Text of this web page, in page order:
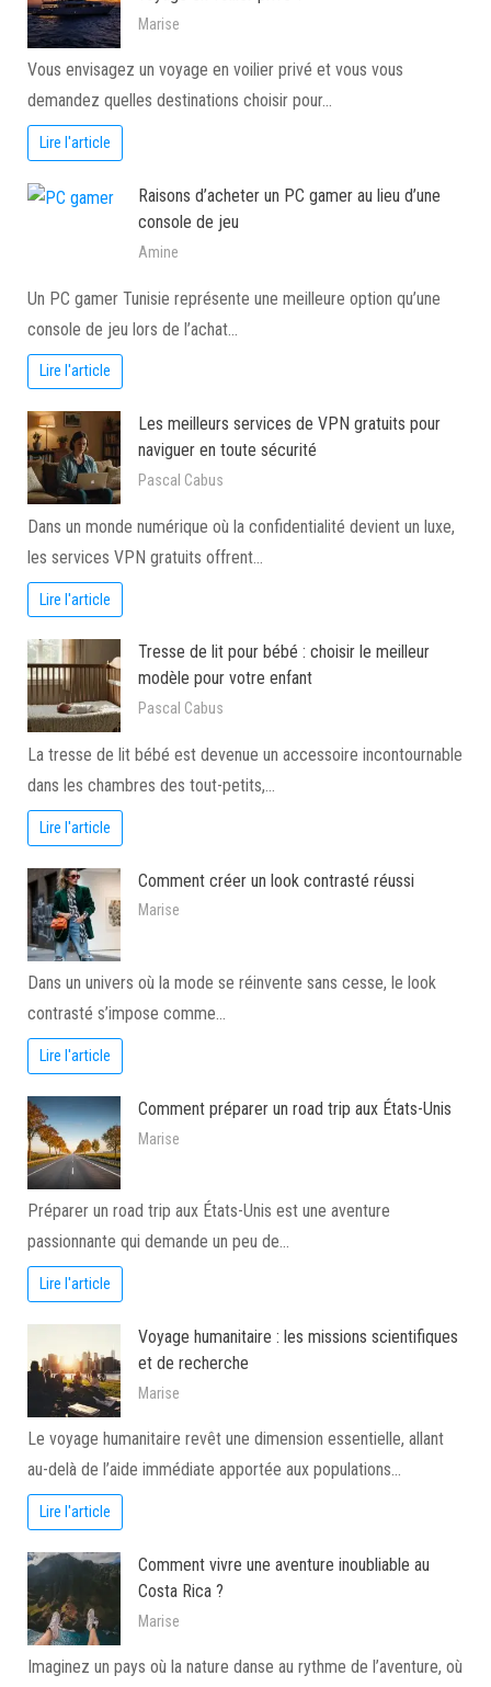
Marise
Vous envisagez un voyage en voilier privé et vous vous
demandez quelles destinations choisir pour…
Lire l'article
Raisons d’acheter un PC gamer au lieu d’une
console de jeu
Amine
Un PC gamer Tunisie représente une meilleure option qu’une
console de jeu lors de l’achat…
Lire l'article
Les meilleurs services de VPN gratuits pour
naviguer en toute sécurité
Pascal Cabus
Dans un monde numérique où la confidentialité devient un luxe,
les services VPN gratuits offrent…
Lire l'article
Tresse de lit pour bébé : choisir le meilleur
modèle pour votre enfant
Pascal Cabus
La tresse de lit bébé est devenue un accessoire incontournable
dans les chambres des tout-petits,…
Lire l'article
Comment créer un look contrasté réussi
Marise
Dans un univers où la mode se réinvente sans cesse, le look
contrasté s’impose comme…
Lire l'article
Comment préparer un road trip aux États-Unis
Marise
Préparer un road trip aux États-Unis est une aventure
passionnante qui demande un peu de…
Lire l'article
Voyage humanitaire : les missions scientifiques
et de recherche
Marise
Le voyage humanitaire revêt une dimension essentielle, allant
au-delà de l’aide immédiate apportée aux populations…
Lire l'article
Comment vivre une aventure inoubliable au
Costa Rica ?
Marise
Imaginez un pays où la nature danse au rythme de l’aventure, où